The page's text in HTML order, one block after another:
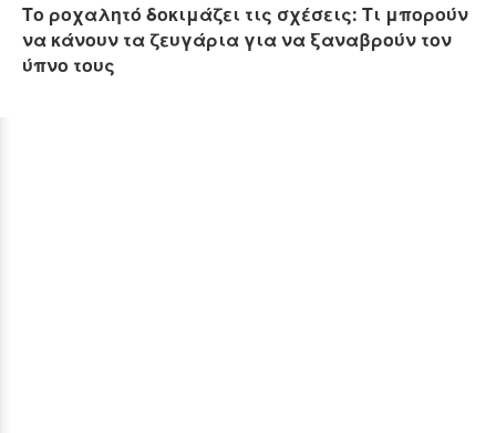
Το ροχαλητό δοκιμάζει τις σχέσεις: Τι μπορούν
να κάνουν τα ζευγάρια για να ξαναβρούν τον
ύπνο τους